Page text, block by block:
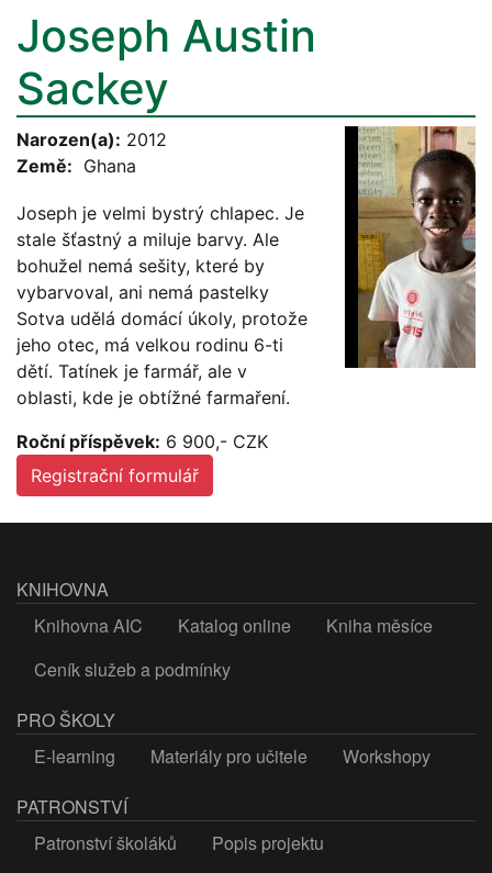
Joseph Austin
Sackey
Narozen(a): 2012
Země: Ghana
Joseph je velmi bystrý chlapec. Je
stale šťastný a miluje barvy. Ale
bohužel nemá sešity, které by
vybarvoval, ani nemá pastelky
Sotva udělá domácí úkoly, protože
jeho otec, má velkou rodinu 6-ti
dětí. Tatínek je farmář, ale v
oblasti, kde je obtížné farmaření.
Roční příspěvek: 6 900,- CZK
Registrační formulář
KNIHOVNA
Knihovna AIC
Katalog online
Kniha měsíce
Ceník služeb a podmínky
PRO ŠKOLY
E-learning
Materiály pro učitele
Workshopy
PATRONSTVÍ
Patronství školáků
Popis projektu